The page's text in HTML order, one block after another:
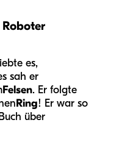
es,
sah er
Felsen. Er folgte
Ring! Er war so
über